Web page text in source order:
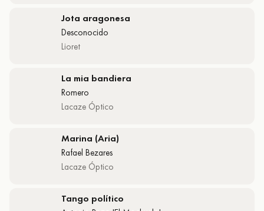
Jota aragonesa
Desconocido
Lioret
La mia bandiera
Romero
Lacaze Óptico
Marina (Aria)
Rafael Bezares
Lacaze Óptico
Tango político